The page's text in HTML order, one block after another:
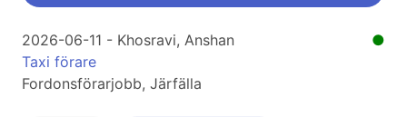
●
2026-06-11 - Khosravi, Anshan
Taxi förare
Fordonsförarjobb, Järfälla